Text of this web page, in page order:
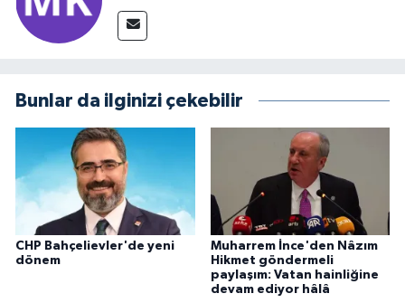
Bunlar da ilginizi çekebilir
CHP Bahçelievler'de yeni
dönem
Muharrem İnce'den Nâzım
Hikmet göndermeli
paylaşım: Vatan hainliğine
devam ediyor hâlâ